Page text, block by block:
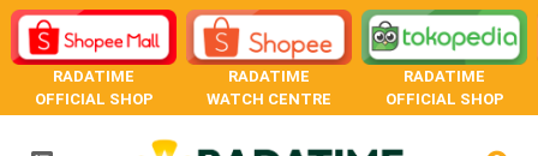
RADATIME
OFFICIAL SHOP
RADATIME
WATCH CENTRE
RADATIME
OFFICIAL SHOP